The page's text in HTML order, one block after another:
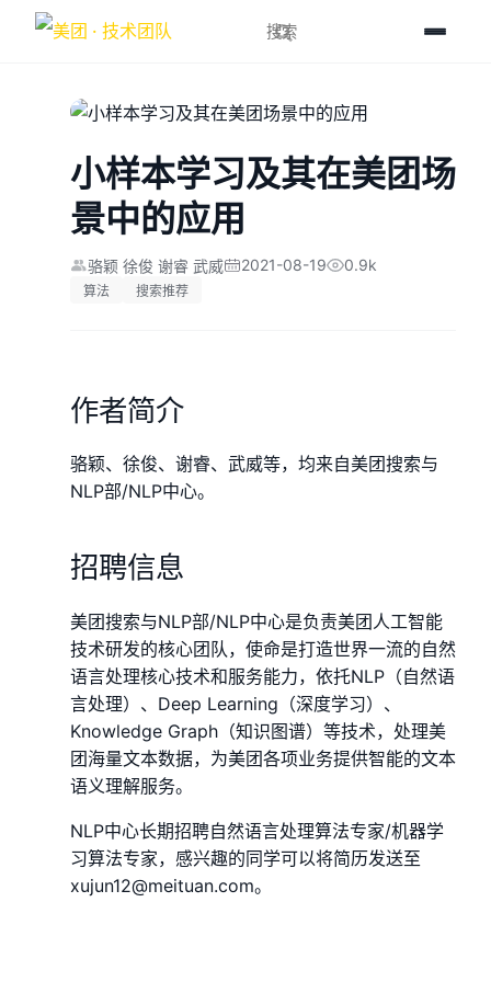
小样本学习及其在美团场
景中的应用
骆颖 徐俊 谢睿 武威 2021-08-19 0.9k
算法 搜索推荐
作者简介
骆颖、徐俊、谢睿、武威等，均来自美团搜索与
NLP部/NLP中心。
招聘信息
美团搜索与NLP部/NLP中心是负责美团人工智能
技术研发的核心团队，使命是打造世界一流的自然
语言处理核心技术和服务能力，依托NLP（自然语
言处理）、Deep Learning（深度学习）、
Knowledge Graph（知识图谱）等技术，处理美
团海量文本数据，为美团各项业务提供智能的文本
语义理解服务。
NLP中心长期招聘自然语言处理算法专家/机器学
习算法专家，感兴趣的同学可以将简历发送至
xujun12@meituan.com。